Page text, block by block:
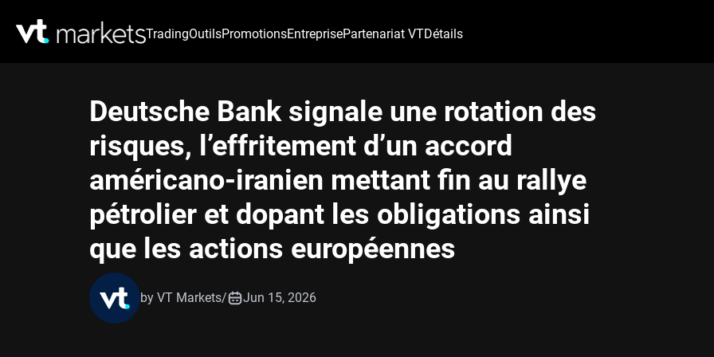
TradingOutilsPromotionsEntreprisePartenariat VTDétails
Deutsche Bank signale une rotation des
risques, l’effritement d’un accord
américano-iranien mettant fin au rallye
pétrolier et dopant les obligations ainsi
que les actions européennes
by VT Markets/ Jun 15, 2026